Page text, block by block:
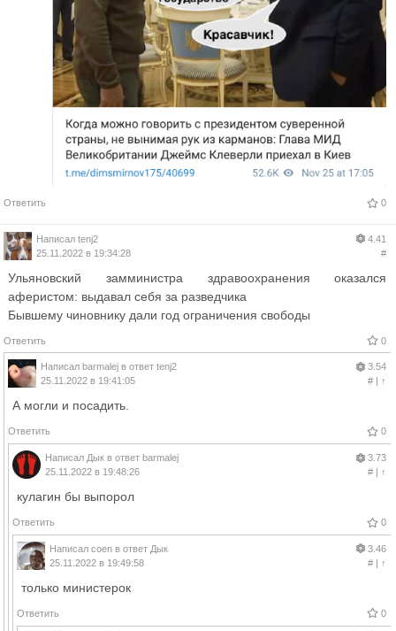
Ответить 0
Написал tenj2
25.11.2022 в 19:34:28
4.41
#
Ульяновский замминистра здравоохранения оказался
аферистом: выдавал себя за разведчика
Бывшему чиновнику дали год ограничения свободы
Ответить 0
Написал barmalej в ответ tenj2
25.11.2022 в 19:41:05
3.54
#| ↑
А могли и посадить.
Ответить 0
Написал Дык в ответ barmalej
25.11.2022 в 19:48:26
3.73
#| ↑
кулагин бы выпорол
Ответить 0
Написал coen в ответ Дык
25.11.2022 в 19:49:58
3.46
#| ↑
только министерок
Ответить 0